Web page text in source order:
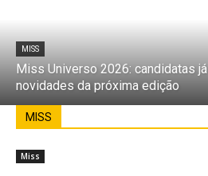
MISS
Miss Universo 2026: candidatas
novidades da próxima edição
MISS
Miss